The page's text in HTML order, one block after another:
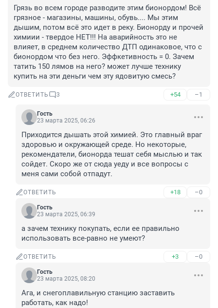
Грязь во всем городе разводите этим бионордом! Всё
грязное - магазины, машины, обувь.... Мы этим
дышим, потом всё это идет в реку. Бионорду и прочей
химиии - твердое НЕТ!!! На аварийность это не
влияет, в среднем количество ДТП одинаковое, что с
бионордом что без него. Эффкетивность = 0. Зачем
татить 150 лямов на него? может лучше технику
купить на эти деньги чем эту ядовитую смесь?
ОТВЕТИТЬ 3 +54 –1
Гость
23 марта 2025, 06:26
Приходится дышать этой химией. Это главный враг
здоровью и окружающей среде. Но некоторые,
рекомендатели, бионорда тешат себя мыслью и так
сойдет. Скоро же от сюда уеду и все вопросы с
меня сами собой отпадут.
ОТВЕТИТЬ +18 –0
Гость
23 марта 2025, 06:39
а зачем технику покупать, если ее правильно
использовать все-равно не умеют?
ОТВЕТИТЬ +3 –0
Гость
23 марта 2025, 08:20
Ага, и снегоплавильную станцию заставить
работать, как надо!